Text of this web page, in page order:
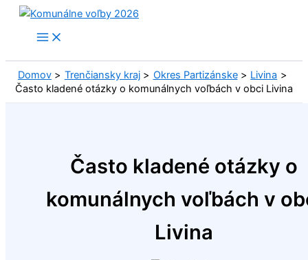
Preskočiť
Domov Trenčiansky kraj Okres Partizánske
Livina
Často kladené otázky o komunálnych voľbách v obci Livina
Často kladené otázky o
komunálnych voľbách v
Livina